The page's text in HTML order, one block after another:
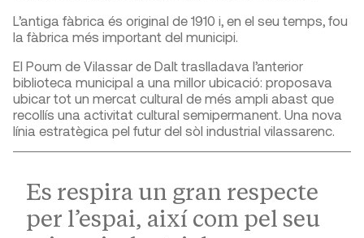
L’antiga fàbrica és original de 1910 i, en el seu temps, fou
la fàbrica més important del municipi.
El Poum de Vilassar de Dalt traslladava l’anterior
biblioteca municipal a una millor ubicació: proposava
ubicar tot un mercat cultural de més ampli abast que
recollís una activitat cultural semipermanent. Una nova
línia estratègica pel futur del sòl industrial vilassarenc.
Es respira un gran respecte
per l’espai, així com pel seu